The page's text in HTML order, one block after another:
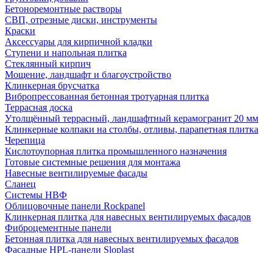
Бетоноремонтные растворы
СВП, отрезные диски, инструменты
Краски
Аксессуары для кирпичной кладки
Ступени и напольная плитка
Cтеклянный кирпич
Мощение, ландшафт и благоустройство
Клинкерная брусчатка
Вибропрессованная бетонная тротуарная плитка
Террасная доска
Утолщённый террасный, ландшафтный керамогранит 20 мм
Клинкерные колпаки на столбы, отливы, парапетная плитка
Черепица
Кислотоупорная плитка промышленного назначения
Готовые системные решения для монтажа
Навесные вентилируемые фасады
Сланец
Системы НВФ
Облицовочные панели Rockpanel
Клинкерная плитка для навесных вентилируемых фасадов
Фиброцементные панели
Бетонная плитка для навесных вентилируемых фасадов
Фасадные HPL-панели Sloplast